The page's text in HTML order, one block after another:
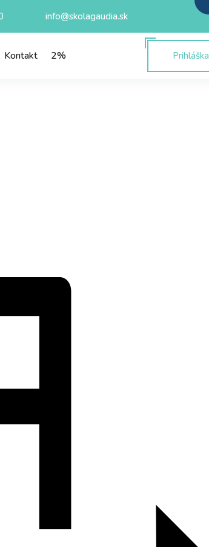
info@skolagaudia.sk
Kontakt 2% Prihláška